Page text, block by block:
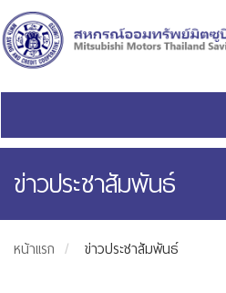
ข่าวประชาสัมพันธ์
หน้าแรก ข่าวประชาสัมพันธ์